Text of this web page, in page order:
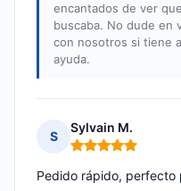
encantados de ver
buscaba. No dude en
con nosotros si tiene
ayuda.
S
Sylvain M.
Nota: 5 de 5
Pedido rápido, perfecto